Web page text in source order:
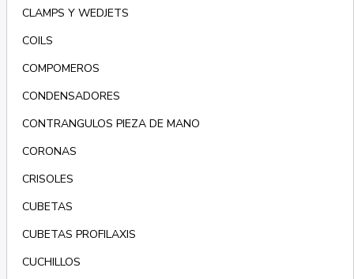
CLAMPS Y WEDJETS
COILS
COMPOMEROS
CONDENSADORES
CONTRANGULOS PIEZA DE MANO
CORONAS
CRISOLES
CUBETAS
CUBETAS PROFILAXIS
CUCHILLOS